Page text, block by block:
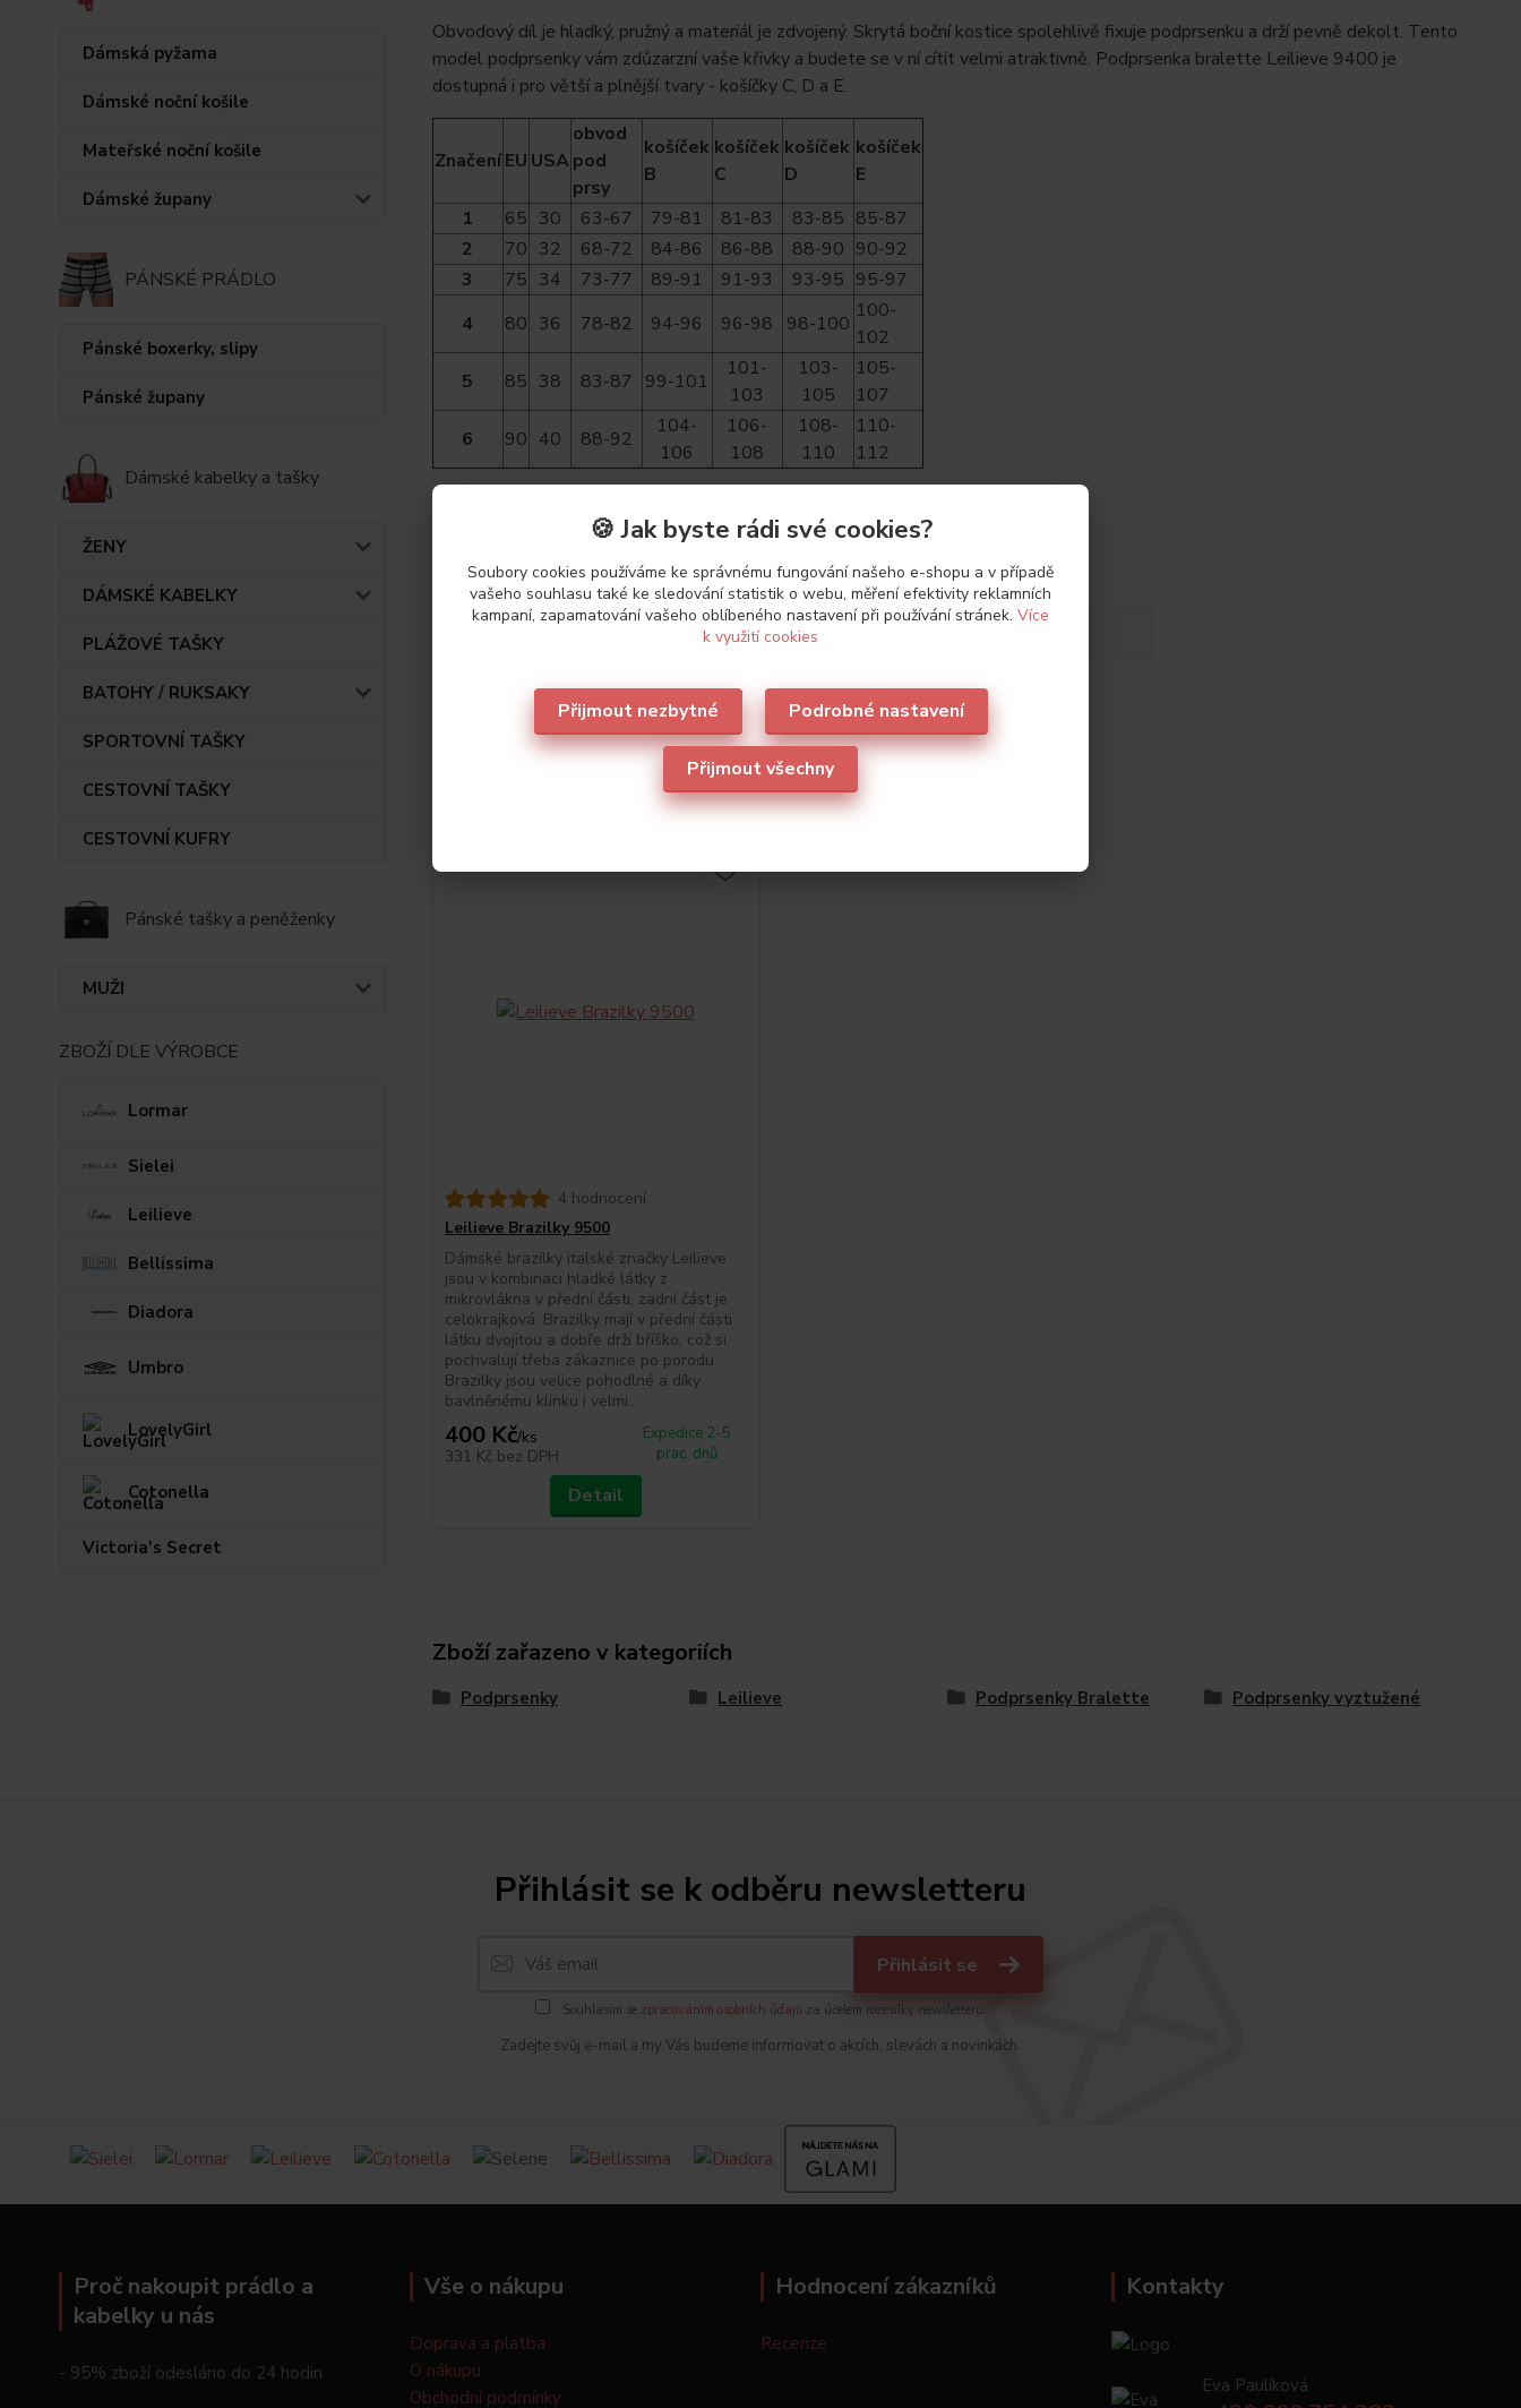
Dámská pyžama
Dámské noční košile
Mateřské noční košile
Dámské župany
PÁNSKÉ PRÁDLO
Pánské boxerky, slipy
Pánské župany
Dámské kabelky a tašky
ŽENY
DÁMSKÉ KABELKY
PLÁŽOVÉ TAŠKY
BATOHY / RUKSAKY
SPORTOVNÍ TAŠKY
CESTOVNÍ TAŠKY
CESTOVNÍ KUFRY
Pánské tašky a peněženky
MUŽI
ZBOŽÍ DLE VÝROBCE
Lormar
Sielei
Leilieve
Bellissima
Diadora
Umbro
LovelyGirl
Cotonella
Victoria's Secret
Obvodový díl je hladký, pružný a materiál je zdvojený. Skrytá boční kostice spolehlivě fixuje podprsenku a drží pevně dekolt. Tento
model podprsenky vám zdůzarzní vaše křivky a budete se v ní cítit velmi atraktivně. Podprsenka bralette Leilieve 9400 je
dostupná i pro větší a plnější tvary - košíčky C, D a E.
ZnačeníEU USA
obvod
pod
prsy
košíček
B
košíček
C
košíček
D
košíček
E
1
65 30 63-67 79-81 81-83 83-85 85-87
2
70 32 68-72 84-86 86-88 88-90 90-92
3
75 34 73-77 89-91 91-93 93-95 95-97
4
80 36 78-82 94-96 96-98 98-100
100-
102
5
85 38 83-87 99-101
101-
103
103-
105
105-
107
6
90 40 88-92
104-
106
106-
108
108-
110
110-
112
Parametry
Leilieve
1
4 hodnocení
Leilieve Brazilky 9500
Dámské brazilky italské značky Leilieve
jsou v kombinaci hladké látky z
mikrovlákna v přední části, zadní část je
celokrajková. Brazilky mají v přední části
látku dvojitou a dobře drží bříško, což si
pochvalují třeba zákaznice po porodu.
Brazilky jsou velice pohodlné a díky
bavlněnému klínku i velmi...
400 Kč/ks
331 Kč bez DPH
Expedice 2-5
prac. dnů
Detail
Zboží zařazeno v kategoriích
Podprsenky Leilieve Podprsenky Bralette Podprsenky vyztužené
Přihlásit se k odběru newsletteru
Přihlásit se
Souhlasím se zpracováním osobních údajů za účelem rozesílky newsletteru.
Zadejte svůj e-mail a my Vás budeme informovat o akcích, slevách a novinkách.
Proč nakoupit prádlo a
kabelky u nás
- 95% zboží odesláno do 24 hodin
Vše o nákupu
Doprava a platba
O nákupu
Obchodní podmínky
Hodnocení zákazníků
Recenze
Kontakty
Eva Paulíková
🍪 Jak byste rádi své cookies?
Soubory cookies používáme ke správnému fungování našeho e-shopu a v případě
vašeho souhlasu také ke sledování statistik o webu, měření efektivity reklamních
kampaní, zapamatování vašeho oblíbeného nastavení při používání stránek. Více
k využití cookies
Přijmout nezbytné Podrobné nastavení
Přijmout všechny